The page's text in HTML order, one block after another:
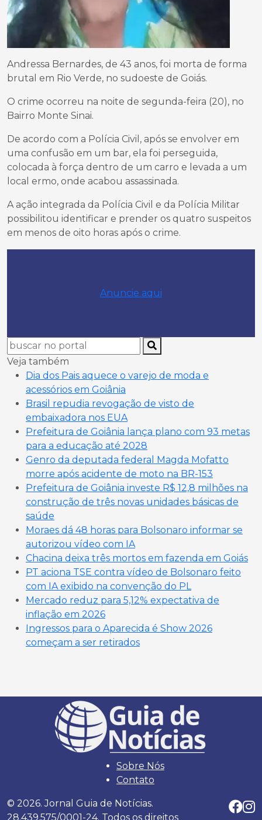
Andressa Bernardes, de 43 anos, foi morta de forma
brutal em Rio Verde, no sudoeste de Goiás.
O crime ocorreu na noite de segunda-feira (20), no
Bairro Monte Sinai.
De acordo com a Polícia Civil, após se envolver em
uma confusão em um bar, ela foi perseguida,
colocada à força dentro de um carro e levada a um
local ermo, onde acabou assassinada.
A ação integrada da Polícia Civil e da Polícia Militar
possibilitou identificar e prender os quatro suspeitos
em menos de oito horas após o crime.
Anuncie aqui
Veja também
Dia dos Pais aquece o varejo de moda e
acessórios em Goiânia
Brasil repudia revogação de visto de
embaixadora nos EUA
Prefeitura de Goiânia lança plano com 93 metas
para a educação até 2028
Genro da deputada federal Magda Mofatto
morre após acidente de moto na BR-153
Prefeitura de Goiânia investe R$ 12,8 milhões na
construção de três novas unidades básicas de
saúde
Moraes dá 48 horas para Bolsonaro informar se
autorizou vídeo com IA
Chacina deixa três mortos em fazenda em Goiás
PT aciona TSE contra vídeo de Bolsonaro feito
com IA exibido na convenção do PL
Mercado reduz para 5,12% expectativa de
inflação em 2026
Ingressos para o Aparecida é Show 2026
começam a ser retirados
Sobre Nós
Contato
© 2026. Jornal Guia de Notícias.
28.439.575/0001-24. Todos os direitos